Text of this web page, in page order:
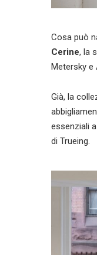
Cosa può
Cerine, la
Metersky e
Già, la
essenziali
di Trueing.